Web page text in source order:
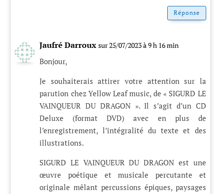
Réponse
Jaufré Darroux sur 25/07/2023 à 9 h 16 min
Bonjour,
Je souhaiterais attirer votre attention sur la
parution chez Yellow Leaf music, de « SIGURD LE
VAINQUEUR DU DRAGON ». Il s’agit d’un CD
Deluxe (format DVD) avec en plus de
l’enregistrement, l’intégralité du texte et des
illustrations.
SIGURD LE VAINQUEUR DU DRAGON est une
œuvre poétique et musicale percutante et
originale mêlant percussions épiques, paysages